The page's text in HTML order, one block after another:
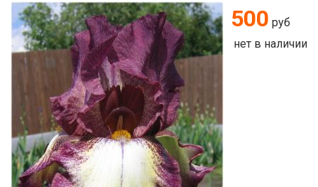
500 руб
нет в наличии